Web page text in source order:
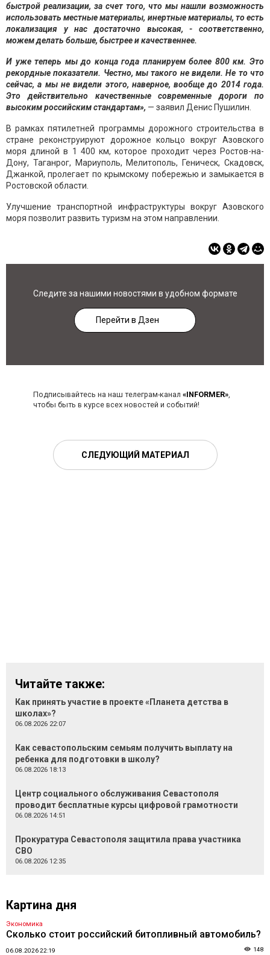
быстрой реализации, за счет того, что мы нашли возможность
использовать местные материалы, инертные материалы, то есть
локализация у нас достаточно высокая, - соответственно,
можем делать больше, быстрее и качественнее.
И уже теперь мы до конца года планируем более 800 км. Это
рекордные показатели. Честно, мы такого не видели. Не то что
сейчас, а мы не видели этого, наверное, вообще до 2014 года.
Это действительно качественные современные дороги по
высоким российским стандартам», — заявил Денис Пушилин.
В рамках пятилетней программы дорожного строительства в
стране реконструируют дорожное кольцо вокруг Азовского
моря длиной в 1 400 км, которое проходит через Ростов-на-
Дону, Таганрог, Мариуполь, Мелитополь, Геническ, Скадовск,
Джанкой, пролегает по крымскому побережью и замыкается в
Ростовской области.
Улучшение транспортной инфраструктуры вокруг Азовского
моря позволит развить туризм на этом направлении.
Следите за нашими новостями в удобном формате
Перейти в Дзен
Подписывайтесь на наш телеграм-канал «INFORMER»,
чтобы быть в курсе всех новостей и событий!
СЛЕДУЮЩИЙ МАТЕРИАЛ
Читайте также:
Как принять участие в проекте «Планета детства в
школах»?
06.08.2026 22:07
Как севастопольским семьям получить выплату на
ребенка для подготовки в школу?
06.08.2026 18:13
Центр социального обслуживания Севастополя
проводит бесплатные курсы цифровой грамотности
06.08.2026 14:51
Прокуратура Севастополя защитила права участника
СВО
06.08.2026 12:35
Картина дня
Экономика
Сколько стоит российский битопливный автомобиль?
06.08.2026 22:19 148